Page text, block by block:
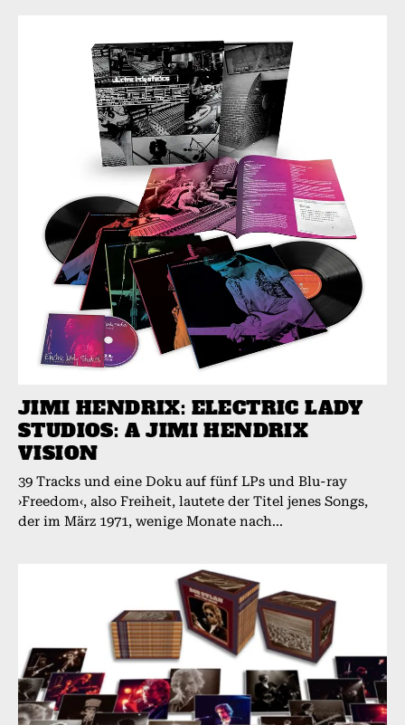
JIMI HENDRIX: ELECTRIC LADY
STUDIOS: A JIMI HENDRIX
VISION
39 Tracks und eine Doku auf fünf LPs und Blu-ray
›Freedom‹, also Freiheit, lautete der Titel jenes Songs,
der im März 1971, wenige Monate nach...